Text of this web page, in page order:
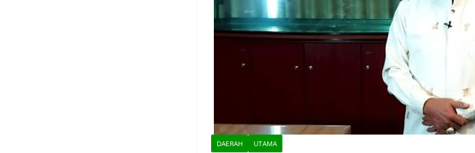
DAERAH UTAMA